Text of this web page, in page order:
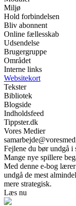
Miljø
Hold forbindelsen
Bliv abonnent
Online fællesskab
Udsendelse
Brugergruppe
Området
Interne links
Websitekort
Tekster
Bibliotek
Blogside
Indholdsfeed
Tippster.dk
Vores Medier
Fejlene du bør undgå i
Mange nye spillere
Med denne e-bog
undgå de mest
mere strategisk.
Læs nu